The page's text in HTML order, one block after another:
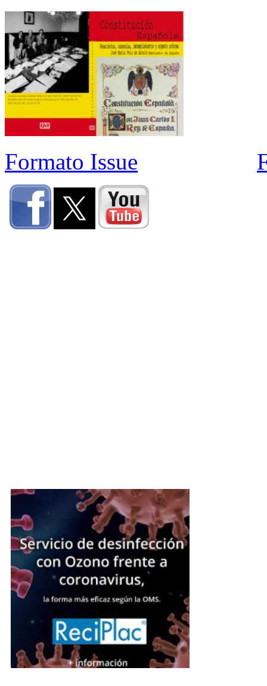
Formato Issue